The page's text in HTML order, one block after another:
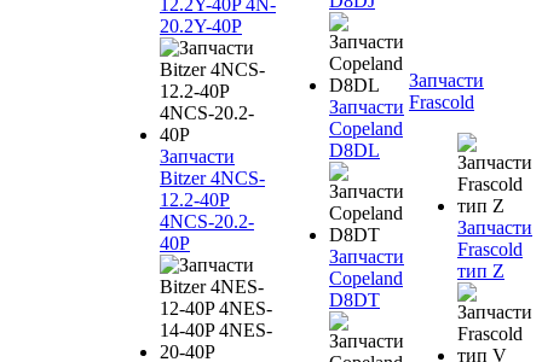
12.2Y-40P 4N-
20.2Y-40P
Запчасти
Bitzer 4NCS-
12.2-40P
4NCS-20.2-
40P
Запчасти
Copeland
D8DL
Запчасти
Copeland
D8DT
Запчасти
Frascold
Запчасти
Frascold
тип Z